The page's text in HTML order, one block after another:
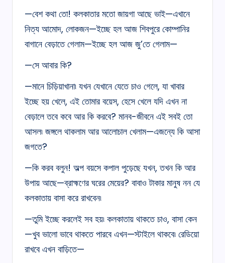
—বেশ কথা তো! কলকাতার মতো জায়গা আছে ভাই—এখানে
নিত্য আমোদ, লোকজন—ইচ্ছে হল আজ শিবপুরে কোম্পানির
বাগানে বেড়াতে গেলাম—ইচ্ছে হল আজ জু’তে গেলাম—
—সে আবার কি?
—মানে চিড়িয়াখানা৷ যখন যেখানে যেতে চাও গেলে, যা খাবার
ইচ্ছে হয় খেলে, এই তোমার বয়েস, হেসে খেলে যদি এখন না
বেড়ালে তবে কবে আর কি করবে? মানব-জীবনে এই সবই তো
আসল৷ জঙ্গলে থাকলাম আর আলোচাল খেলাম—এজন্যে কি আসা
জগতে?
—কি করব বলুন! অল্প বয়সে কপাল পুড়েছে যখন, তখন কি আর
উপায় আছে—ব্রাহ্মণের ঘরের মেয়ের? বাবাও টাকার মানুষ নন যে
কলকাতায় বাসা করে রাখবেন৷
—তুমি ইচ্ছে করলেই সব হয়৷ কলকাতায় থাকতে চাও, বাসা কেন
—খুব ভালো ভাবে থাকতে পারবে এখন—স্টাইলে থাকবে৷ রেডিয়ো
রাখবে এখন বাড়িতে—